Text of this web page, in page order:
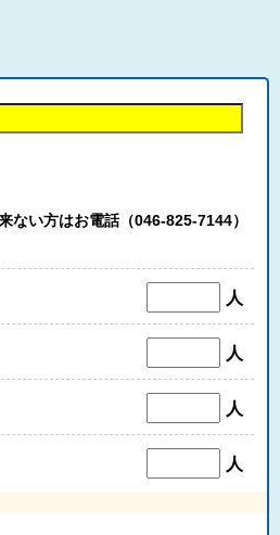
ない方はお電話（046-825-7144）
人
人
人
人